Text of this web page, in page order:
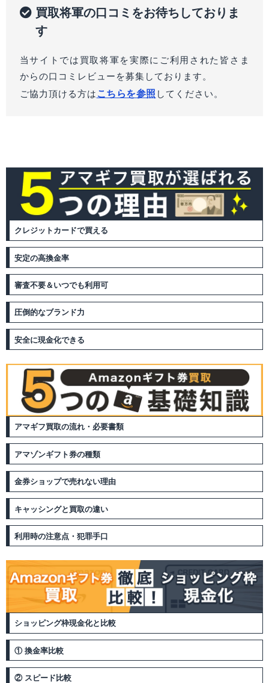
買取将軍の口コミをお待ちしておりま
す
当サイトでは買取将軍を実際にご利用された皆さま
からの口コミレビューを募集しております。
ご協力頂ける方はこちらを参照 してください。
クレジットカードで買える
安定の高換金率
審査不要＆いつでも利用可
圧倒的なブランド力
安全に現金化できる
アマギフ買取の流れ・必要書類
アマゾンギフト券の種類
金券ショップで売れない理由
キャッシングと買取の違い
利用時の注意点・犯罪手口
ショッピング枠現金化と比較
① 換金率比較
② スピード比較